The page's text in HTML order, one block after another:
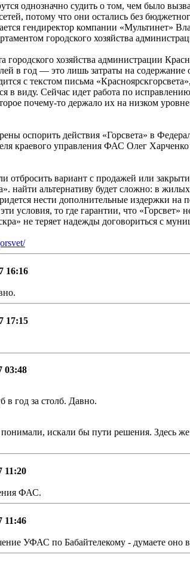
однозначно судить о том, чем было
потому что они остались без
гендиректор компании «Мультинет»
городского хозяйства
городского хозяйства администрации
в год — это лишь затраты на содержание
с текстом письма
в виду. Сейчас идет работа по
почему-то держало их на низком
оспорить действия «Горсвета» в
краевого управления ФАС Олег
отбросить вариант с продажей или
найти альтернативу будет сложно: в
нести дополнительные издержки на
условия, то где гарантии, что
не теряет надежды договориться с
16:16
17:15
03:48
в год за столб. Давно.
искали бы пути решения. Здесь
11:20
ФАС.
11:46
УФАС по Бабайтелекому - думаете